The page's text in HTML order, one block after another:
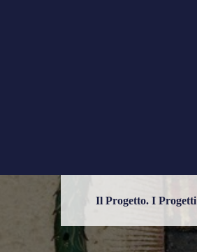
Il Progetto. I Progetti